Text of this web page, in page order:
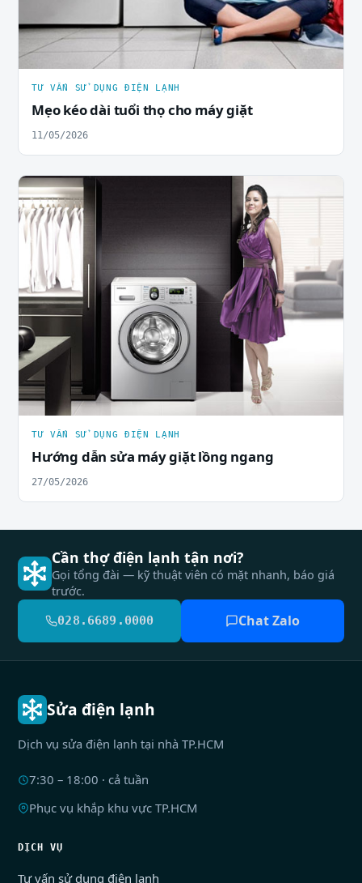
TƯ VẤN SỬ DỤNG ĐIỆN LẠNH
Mẹo kéo dài tuổi thọ cho máy giặt
11/05/2026
TƯ VẤN SỬ DỤNG ĐIỆN LẠNH
Hướng dẫn sửa máy giặt lồng ngang
27/05/2026
Cần thợ điện lạnh tận nơi?
Gọi tổng đài — kỹ thuật viên có mặt nhanh, báo giá
trước.
028.6689.0000 Chat Zalo
Sửa điện lạnh
Dịch vụ sửa điện lạnh tại nhà TP.HCM
7:30 – 18:00 · cả tuần
Phục vụ khắp khu vực TP.HCM
DỊCH VỤ
Tư vấn sử dụng điện lạnh